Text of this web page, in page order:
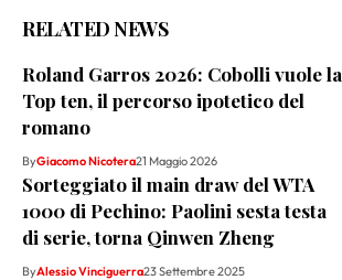
RELATED NEWS
Roland Garros 2026: Cobolli vuole la
Top ten, il percorso ipotetico del
romano
ByGiacomo Nicotera21 Maggio 2026
Sorteggiato il main draw del WTA
1000 di Pechino: Paolini sesta testa
di serie, torna Qinwen Zheng
ByAlessio Vinciguerra23 Settembre 2025